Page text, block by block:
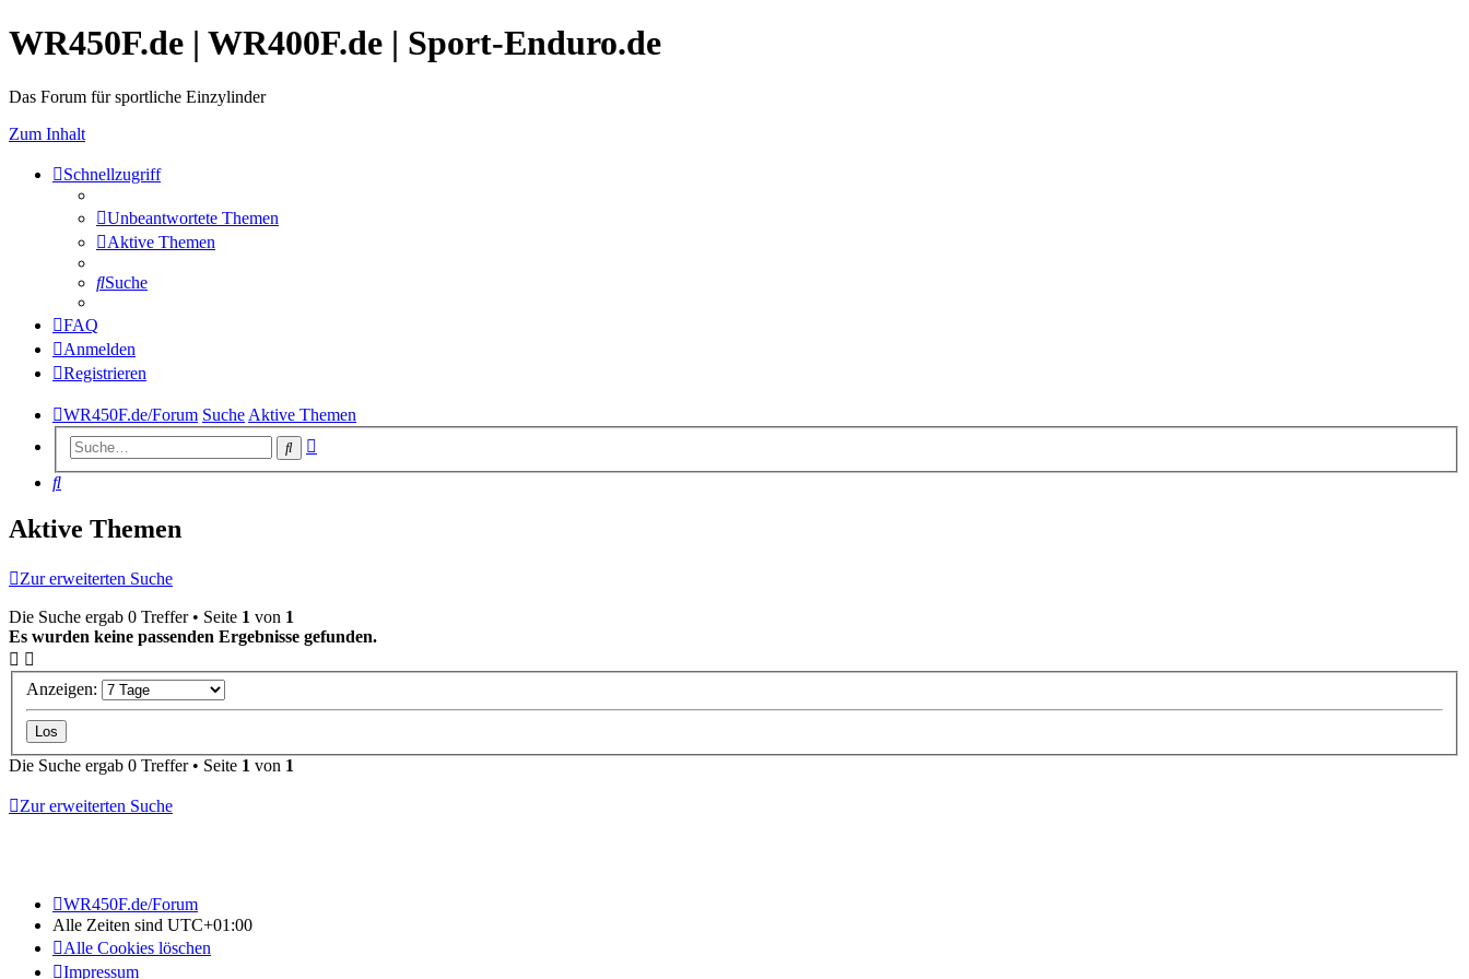
WR450F.de | WR400F.de | Sport-Enduro.de
Das Forum für sportliche Einzylinder
Zum Inhalt
Schnellzugriff
Unbeantwortete Themen
Aktive Themen
Suche
FAQ
Anmelden
Registrieren
WR450F.de/Forum Suche Aktive Themen
Suche
Suche
Aktive Themen
Zur erweiterten Suche
Die Suche ergab 0 Treffer • Seite 1 von 1
Es wurden keine passenden Ergebnisse gefunden.
Anzeigen:
Die Suche ergab 0 Treffer • Seite 1 von 1
Zur erweiterten Suche
WR450F.de/Forum
Alle Zeiten sind UTC+01:00
Alle Cookies löschen
Impressum